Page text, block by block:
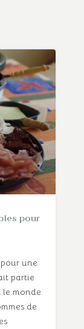
pour
une
partie
le monde
de